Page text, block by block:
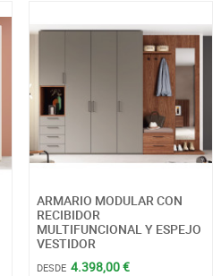
ARMARIO MODULAR CON
RECIBIDOR
MULTIFUNCIONAL Y ESPEJO
VESTIDOR
DESDE 4.398,00 €